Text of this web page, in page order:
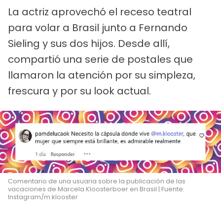
La actriz aprovechó el receso teatral
para volar a Brasil junto a Fernando
Sieling y sus dos hijos. Desde allí,
compartió una serie de postales que
llamaron la atención por su simpleza,
frescura y por su look actual.
Comentario de una usuaria sobre la publicación de las
vacaciones de Marcela Kloosterboer en Brasil | Fuente:
Instagram/m.klooster